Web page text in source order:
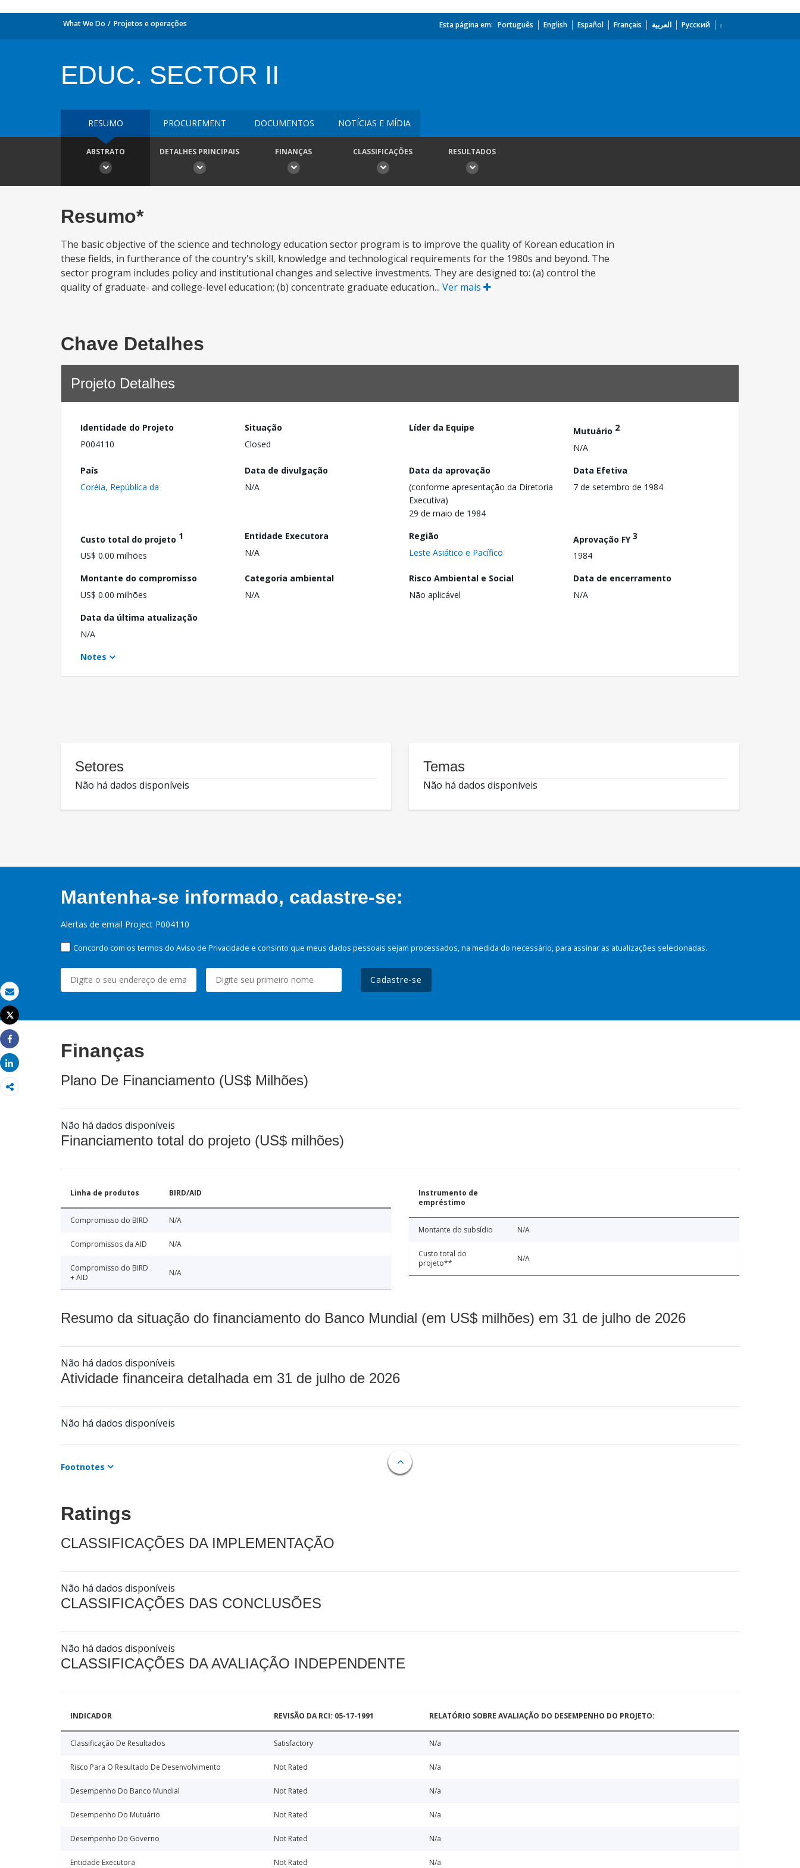
Email
Imprimir
Tweet
Share
Share
What We Do Projetos e operações Esta página em: Português English Español Français العربية Русский
EDUC. SECTOR II
RESUMO PROCUREMENT DOCUMENTOS NOTÍCIAS E MÍDIA
ABSTRATO DETALHES PRINCIPAIS FINANÇAS CLASSIFICAÇÕES RESULTADOS
Resumo*
The basic objective of the science and technology education sector program is to improve the quality of Korean education in
these fields, in furtherance of the country's skill, knowledge and technological requirements for the 1980s and beyond. The
sector program includes policy and institutional changes and selective investments. They are designed to: (a) control the
quality of graduate- and college-level education; (b) concentrate graduate education... Ver mais
Chave Detalhes
Projeto Detalhes
Identidade do Projeto
P004110
Situação
Closed
Líder da Equipe Mutuário 2
N/A
País
Coréia, República da
Data de divulgação
N/A
Data da aprovação
(conforme apresentação da Diretoria
Executiva)
29 de maio de 1984
Data Efetiva
7 de setembro de 1984
Custo total do projeto 1
US$ 0.00 milhões
Entidade Executora
N/A
Região
Leste Asiático e Pacífico
Aprovação FY3
1984
Montante do compromisso
US$ 0.00 milhões
Categoria ambiental
N/A
Risco Ambiental e Social
Não aplicável
Data de encerramento
N/A
Data da última atualização
N/A
Notes
Setores
Não há dados disponíveis
Temas
Não há dados disponíveis
Mantenha-se informado, cadastre-se:
Alertas de email Project P004110
Concordo com os termos do Aviso de Privacidade e consinto que meus dados pessoais sejam processados, na medida do necessário, para assinar as atualizações selecionadas.
Cadastre-se
Finanças
Plano De Financiamento (US$ Milhões)
Não há dados disponíveis
Financiamento total do projeto (US$ milhões)
Linha de produtos BIRD/AID
Compromisso do BIRD N/A
Compromissos da AID N/A
Compromisso do BIRD
+ AID
N/A
Instrumento de
empréstimo
Montante do subsídio N/A
Custo total do
projeto**
N/A
Resumo da situação do financiamento do Banco Mundial (em US$ milhões) em 31 de julho de 2026
Não há dados disponíveis
Atividade financeira detalhada em 31 de julho de 2026
Não há dados disponíveis
Footnotes
Ratings
CLASSIFICAÇÕES DA IMPLEMENTAÇÃO
Não há dados disponíveis
CLASSIFICAÇÕES DAS CONCLUSÕES
Não há dados disponíveis
CLASSIFICAÇÕES DA AVALIAÇÃO INDEPENDENTE
INDICADOR REVISÃO DA RCI: 05-17-1991 RELATÓRIO SOBRE AVALIAÇÃO DO DESEMPENHO DO PROJETO:
Classificação De Resultados Satisfactory N/a
Risco Para O Resultado De Desenvolvimento Not Rated N/a
Desempenho Do Banco Mundial Not Rated N/a
Desempenho Do Mutuário Not Rated N/a
Desempenho Do Governo Not Rated N/a
Entidade Executora Not Rated N/a